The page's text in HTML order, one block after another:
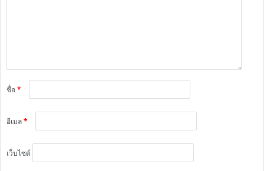
ชื่อ*
อีเมล*
เว็บไซต์